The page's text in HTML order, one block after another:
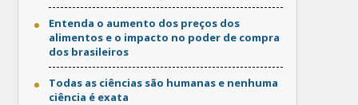
Entenda o aumento dos preços dos
alimentos e o impacto no poder de compra
dos brasileiros
Todas as ciências são humanas e nenhuma
ciência é exata